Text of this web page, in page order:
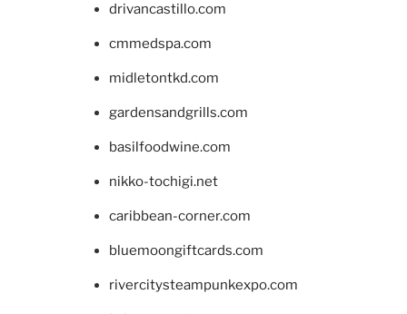
drivancastillo.com
cmmedspa.com
midletontkd.com
gardensandgrills.com
basilfoodwine.com
nikko-tochigi.net
caribbean-corner.com
bluemoongiftcards.com
rivercitysteampunkexpo.com